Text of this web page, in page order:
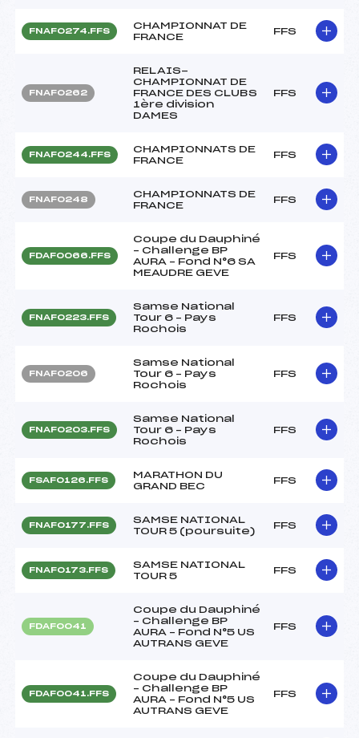
FNAF0274.FFS
CHAMPIONNAT DE
FRANCE
FFS
FNAF0262
RELAIS-
CHAMPIONNAT DE
FRANCE DES CLUBS
1ère division
DAMES
FFS
FNAF0244.FFS
CHAMPIONNATS DE
FRANCE
FFS
FNAF0248
CHAMPIONNATS DE
FRANCE
FFS
FDAF0066.FFS
Coupe du Dauphiné
– Challenge BP
AURA – Fond N°6 SA
MEAUDRE GEVE
FFS
FNAF0223.FFS
Samse National
Tour 6 – Pays
Rochois
FFS
FNAF0206
Samse National
Tour 6 – Pays
Rochois
FFS
FNAF0203.FFS
Samse National
Tour 6 – Pays
Rochois
FFS
FSAF0126.FFS
MARATHON DU
GRAND BEC
FFS
FNAF0177.FFS
SAMSE NATIONAL
TOUR 5 (poursuite)
FFS
FNAF0173.FFS
SAMSE NATIONAL
TOUR 5
FFS
FDAF0041
Coupe du Dauphiné
– Challenge BP
AURA – Fond N°5 US
AUTRANS GEVE
FFS
FDAF0041.FFS
Coupe du Dauphiné
– Challenge BP
AURA – Fond N°5 US
AUTRANS GEVE
FFS